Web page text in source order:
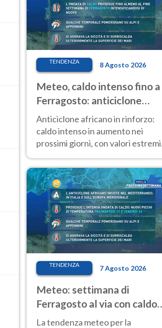
TENDENZA 8 Agosto 2026
Meteo, caldo intenso fino a
Ferragosto: anticiclone
africano ancora
protagonista
Anticiclone africano in rinforzo:
caldo intenso in aumento nei
prossimi giorni, con valori estremi
d’Italia
TENDENZA 7 Agosto 2026
Meteo: settimana di
Ferragosto al via con caldo
intenso e qualche temporale
La tendenza meteo per la